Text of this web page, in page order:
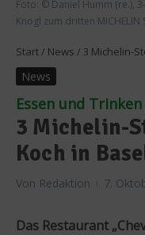
Foto: © Daniel Humm (re.),
Knogl zum dritten MICHELIN
Start / News / 3 Michelin-
News
Essen und Trinken
3 Michelin-
Koch in
Von Redaktion 7.
Das Restaurant